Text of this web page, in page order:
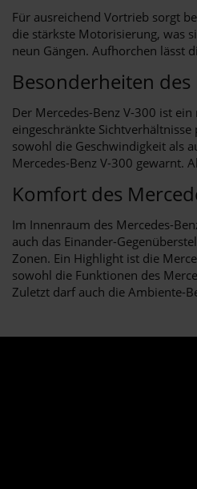
Für ausreichend Vortrieb sorgt
die stärkste Motorisierung, was
neun Gängen. Aufhorchen lässt
Besonderheiten des
Der Mercedes-Benz V-300 ist
eingeschränkte
sowohl die Geschwindigkeit als
Mercedes-Benz V-300 gewarnt.
Komfort des
Im Innenraum des Mercedes-
auch das Einander-
Zonen. Ein Highlight ist die
sowohl die Funktionen des
Zuletzt darf auch die Ambiente-